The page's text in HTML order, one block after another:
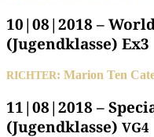
10|08|2018 –
(Jugendklasse) Ex3
RICHTER: Mari­on Ten
11|08|2018 –
(Jugendklasse) VG4